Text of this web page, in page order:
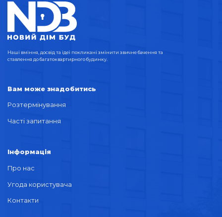
Наші вміння, досвід та ідеї покликані змінити звичне бачення та
ставлення до багатоквартирного будинку.
Вам може знадобитись
Розтермінування
Часті запитання
Інформація
Про нас
Угода користувача
Контакти